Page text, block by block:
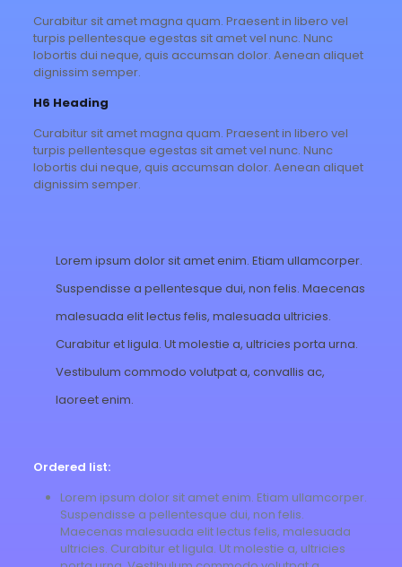
Curabitur sit amet magna quam. Praesent in libero vel
turpis pellentesque egestas sit amet vel nunc. Nunc
lobortis dui neque, quis accumsan dolor. Aenean aliquet
dignissim semper.
H6 Heading
Curabitur sit amet magna quam. Praesent in libero vel
turpis pellentesque egestas sit amet vel nunc. Nunc
lobortis dui neque, quis accumsan dolor. Aenean aliquet
dignissim semper.
Lorem ipsum dolor sit amet enim. Etiam ullamcorper.
Suspendisse a pellentesque dui, non felis. Maecenas
malesuada elit lectus felis, malesuada ultricies.
Curabitur et ligula. Ut molestie a, ultricies porta urna.
Vestibulum commodo volutpat a, convallis ac,
laoreet enim.
Ordered list:
Lorem ipsum dolor sit amet enim. Etiam ullamcorper.
Suspendisse a pellentesque dui, non felis.
Maecenas malesuada elit lectus felis, malesuada
ultricies. Curabitur et ligula. Ut molestie a, ultricies